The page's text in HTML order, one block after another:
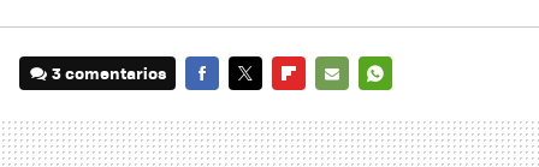
3 comentarios
MAIL